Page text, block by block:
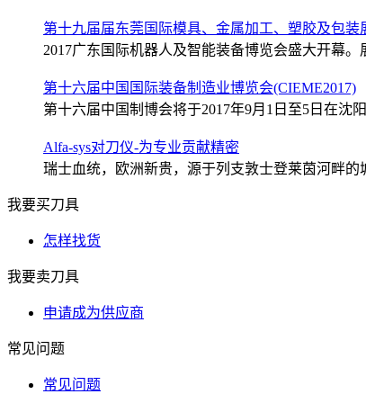
第十九届届东莞国际模具、金属加工、塑胶及包装
2017广东国际机器人及智能装备博览会盛大开幕。
第十六届中国国际装备制造业博览会(CIEME2017)
第十六届中国制博会将于2017年9月1日至5日在沈
Alfa-sys对刀仪-为专业贡献精密
瑞士血统，欧洲新贵，源于列支敦士登莱茵河畔的
我要买刀具
怎样找货
我要卖刀具
申请成为供应商
常见问题
常见问题